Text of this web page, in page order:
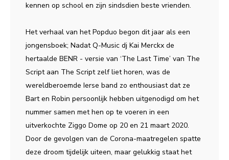
kennen op school en zijn sindsdien beste vrienden.
Het verhaal van het Popduo begon dit jaar als een
jongensboek; Nadat Q-Music dj Kai Merckx de
hertaalde BENR - versie van ‘The Last Time’ van The
Script aan The Script zelf liet horen, was de
wereldberoemde Ierse band zo enthousiast dat ze
Bart en Robin persoonlijk hebben uitgenodigd om het
nummer samen met hen op te voeren in een
uitverkochte Ziggo Dome op 20 en 21 maart 2020.
Door de gevolgen van de Corona-maatregelen spatte
deze droom tijdelijk uiteen, maar gelukkig staat het